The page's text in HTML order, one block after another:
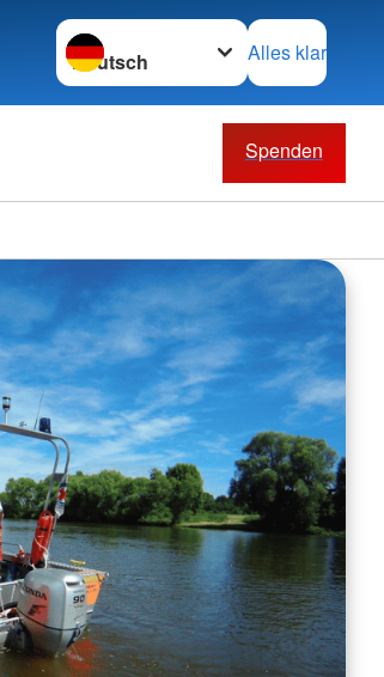
Sprache wechseln zu
Alles klar
Spenden